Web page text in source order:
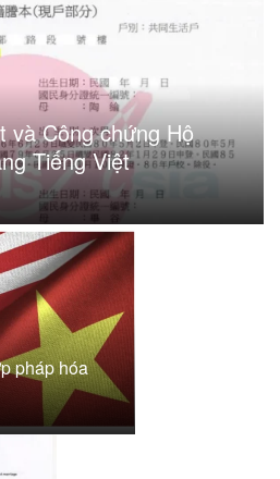
và Công chứng Hộ
Tiếng Việt
pháp hóa